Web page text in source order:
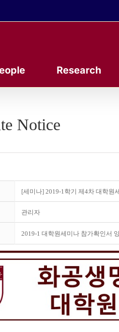
Research
Notice
[세미나] 2019-1학기 제4차 대학원
관리자
2019-1 대학원세미나 참가확인서